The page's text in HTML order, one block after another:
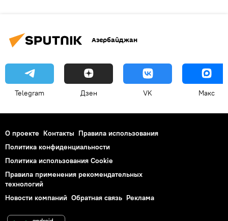
Азербайджан
Telegram Дзен VK Макс
О проекте Контакты Правила использования
Политика конфиденциальности
Политика использования Cookie
Правила применения рекомендательных
технологий
Новости компаний Обратная связь Реклама